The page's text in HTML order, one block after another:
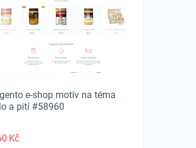
e-shop motiv na téma
a pití #58960
Kč